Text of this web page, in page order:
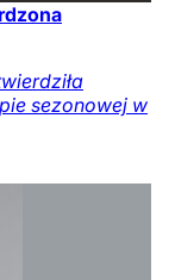
sezonowej w